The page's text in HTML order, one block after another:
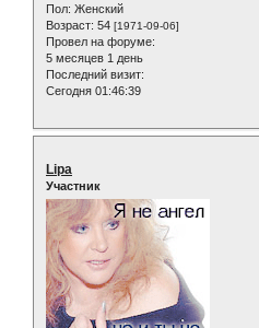
Пол: Женский
Возраст: 54 [1971-09-06]
Провел на форуме:
5 месяцев 1 день
Последний визит:
Сегодня 01:46:39
Lipa
Участник